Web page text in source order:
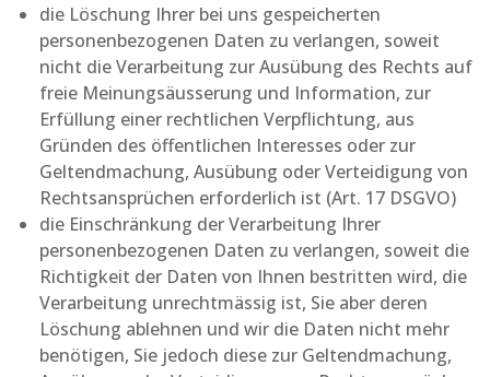
die Löschung Ihrer bei uns gespeicherten
personenbezogenen Daten zu verlangen, soweit
nicht die Verarbeitung zur Ausübung des Rechts auf
freie Meinungsäusserung und Information, zur
Erfüllung einer rechtlichen Verpflichtung, aus
Gründen des öffentlichen Interesses oder zur
Geltendmachung, Ausübung oder Verteidigung von
Rechtsansprüchen erforderlich ist (Art. 17 DSGVO)
die Einschränkung der Verarbeitung Ihrer
personenbezogenen Daten zu verlangen, soweit die
Richtigkeit der Daten von Ihnen bestritten wird, die
Verarbeitung unrechtmässig ist, Sie aber deren
Löschung ablehnen und wir die Daten nicht mehr
benötigen, Sie jedoch diese zur Geltendmachung,